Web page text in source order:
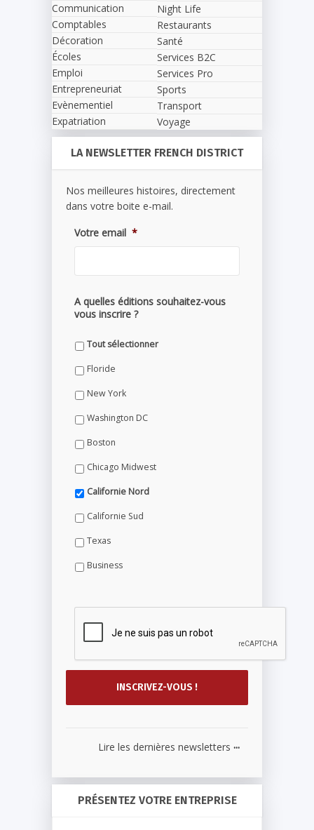
Communication
Comptables
Décoration
Écoles
Emploi
Entrepreneuriat
Evènementiel
Expatriation
Night Life
Restaurants
Santé
Services B2C
Services Pro
Sports
Transport
Voyage
LA NEWSLETTER FRENCH DISTRICT
Nos meilleures histoires, directement
dans votre boite e-mail.
Votre email *
A quelles éditions souhaitez-vous
vous inscrire ?
Tout sélectionner
Floride
New York
Washington DC
Boston
Chicago Midwest
Californie Nord
Californie Sud
Texas
Business
Lire les dernières newsletters ...
PRÉSENTEZ VOTRE ENTREPRISE